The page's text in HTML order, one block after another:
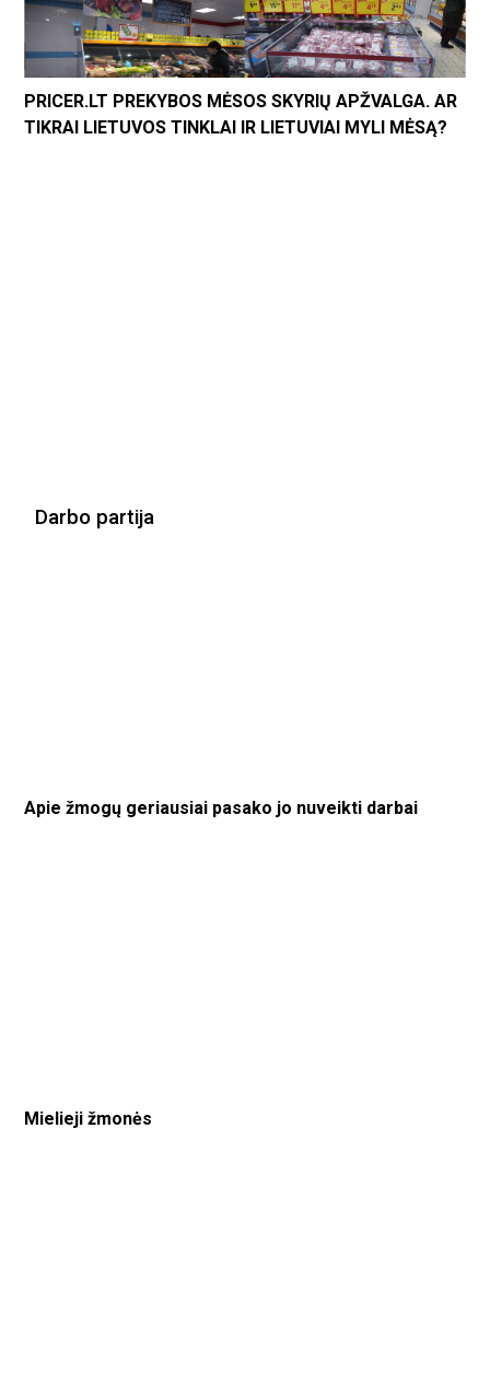
PRICER.LT PREKYBOS MĖSOS SKYRIŲ APŽVALGA. AR
TIKRAI LIETUVOS TINKLAI IR LIETUVIAI MYLI MĖSĄ?
Darbo partija
Apie žmogų geriausiai pasako jo nuveikti darbai
Mielieji žmonės